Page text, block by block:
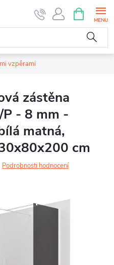
NÁKUPNÍ
KOŠÍK
vzpěrami
zástěna
- 8 mm -
matná,
cm
Podrobnosti hodnocení